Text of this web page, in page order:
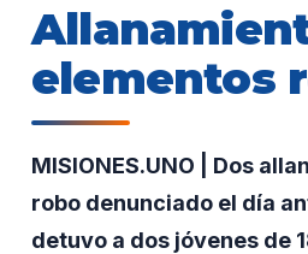
elementos
MISIONES.UNO | Dos
robo denunciado el día
detuvo a dos jóvenes de